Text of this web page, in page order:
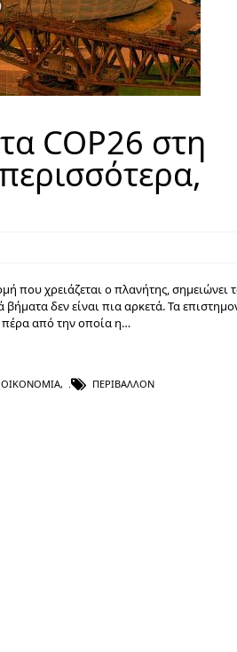
COP26 στη
που χρειάζεται ο πλανήτης, σημειώνει
δεν είναι πια αρκετά. Τα
πέρα από την οποία η…
ΟΙΚΟΝΟΜΊΑ, ΠΕΡΙΒΆΛΛΟΝ